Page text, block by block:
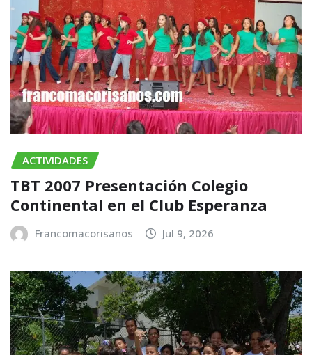
ACTIVIDADES
TBT 2007 Presentación Colegio
Continental en el Club Esperanza
Francomacorisanos Jul 9, 2026